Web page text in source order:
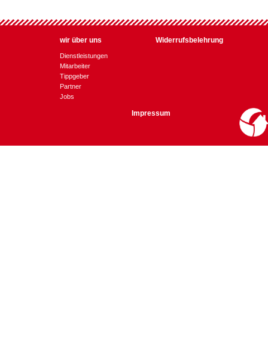
wir über uns
Dienst­leistungen
Mitarbeiter
Tipp­geber
Partner
Jobs
Widerrufs­belehrung
Impressum